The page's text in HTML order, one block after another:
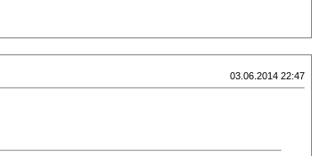
03.06.2014 22:47